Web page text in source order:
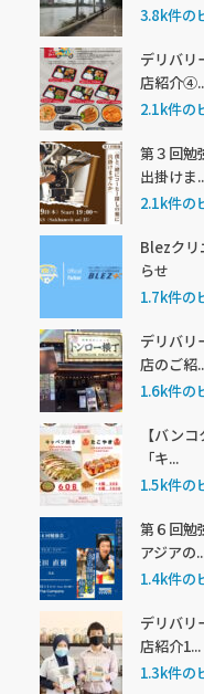
3.8k件の
デリバリ
店紹介
2.1k件の
第３回勉
出掛けま
2.1k件の
Blezクリ
らせ
1.7k件の
デリバリ
店のご紹
1.6k件の
【バン
「キ...
1.5k件の
第６回勉
アジアの
1.4k件の
デリバリ
店紹介1...
1.3k件の